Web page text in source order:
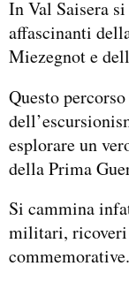
In Val Saisera
affascinanti
Miezegnot e
Questo
esplorare un
della Prima
Si cammina
militari, ricoveri
commemorative.